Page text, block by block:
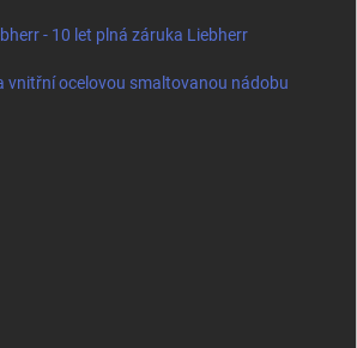
- 10 let plná záruka Liebherr
vnitřní ocelovou smaltovanou nádobu